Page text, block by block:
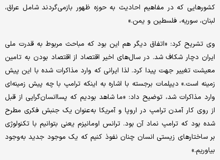
کشورهایی که در مفاهیم احادیث به حوزه ظهور بازمی‌گردند شامل عراق،
لبنان، سوریه، فلسطین و یمن.»
وی تشریح کرد: «اتفاق دیگر هم این بود که مباحث مربوط به قدرت ملی
ایران دچار شکاف شد. در سال‌های اخیر اقتصاد از اقتصاد بودن به تامین
معیشت تغییر جهت پیدا کرد. لذا ایرانی که وارد مذاکرات شده با این پیش
زمینه است.» دیپلمات برجسته با اشاره به اینکه ترامپ با چه پیش زمینه‌ای
وارد مذاکرات شد، توضیح داد: «ما شاهد بودیم که پساانسان‌گرایی از قبل
از روی کار آمدن ترامپ در اروپا و آمریکا به‌عنوان یک جنبش فکری مطرح
شده بود که ترامپ نماد آن بود. ترانس اومانیزم یعنی بتوانیم با تکنولوژی
بر ساختارهای زیستی انسان چنان نفوذ کنیم که یک موجود جدید به‌وجود
بیاوریم.»